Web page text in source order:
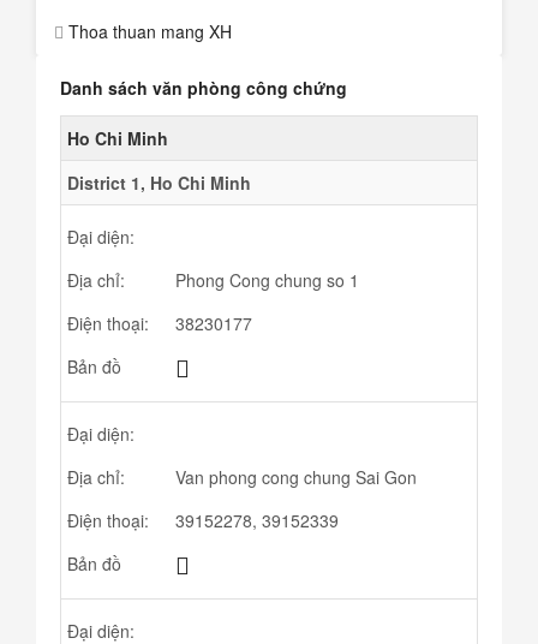
Thoa thuan mang XH
Danh sách văn phòng công chứng
Ho Chi Minh
District 1, Ho Chi Minh
Đại diện:
Địa chỉ:
Phong Cong chung so 1
Điện thoại:
38230177
Bản đồ
Đại diện:
Địa chỉ:
Van phong cong chung Sai Gon
Điện thoại:
39152278, 39152339
Bản đồ
Đại diện: